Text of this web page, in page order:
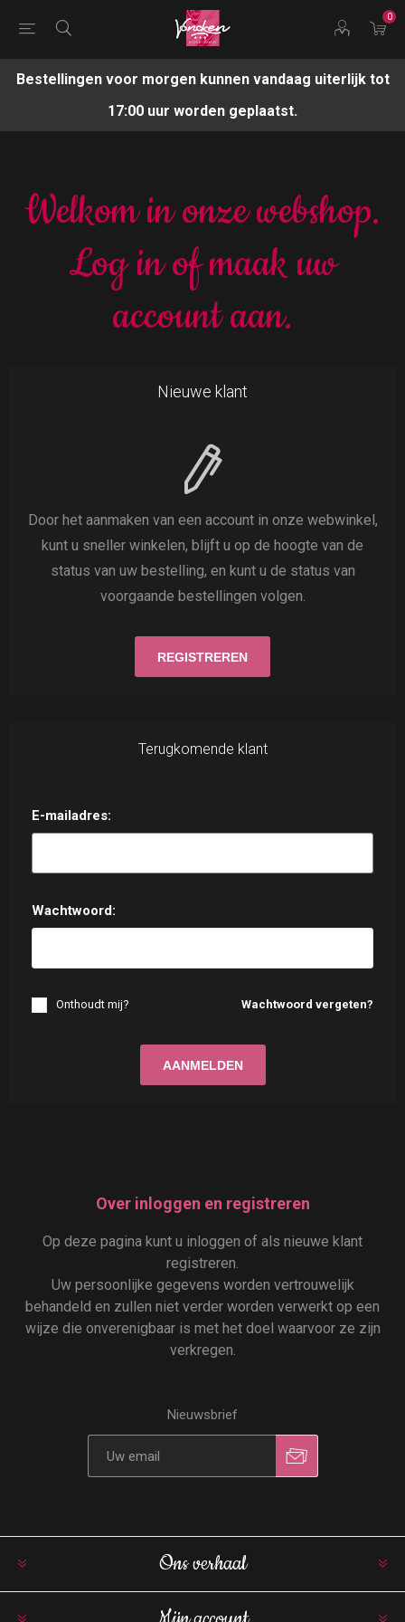
0
Bestellingen voor morgen kunnen vandaag uiterlijk tot
17:00 uur worden geplaatst.
Welkom in onze webshop.
Log in of maak uw
account aan.
Nieuwe klant
Door het aanmaken van een account in onze webwinkel,
kunt u sneller winkelen, blijft u op de hoogte van de
status van uw bestelling, en kunt u de status van
voorgaande bestellingen volgen.
Terugkomende klant
E-mailadres:
Wachtwoord:
Wachtwoord vergeten?
Onthoudt mij?
Over inloggen en registreren
Op deze pagina kunt u inloggen of als nieuwe klant
registreren.
Uw persoonlijke gegevens worden vertrouwelijk
behandeld en zullen niet verder worden verwerkt op een
wijze die onverenigbaar is met het doel waarvoor ze zijn
verkregen.
Nieuwsbrief
Ons verhaal